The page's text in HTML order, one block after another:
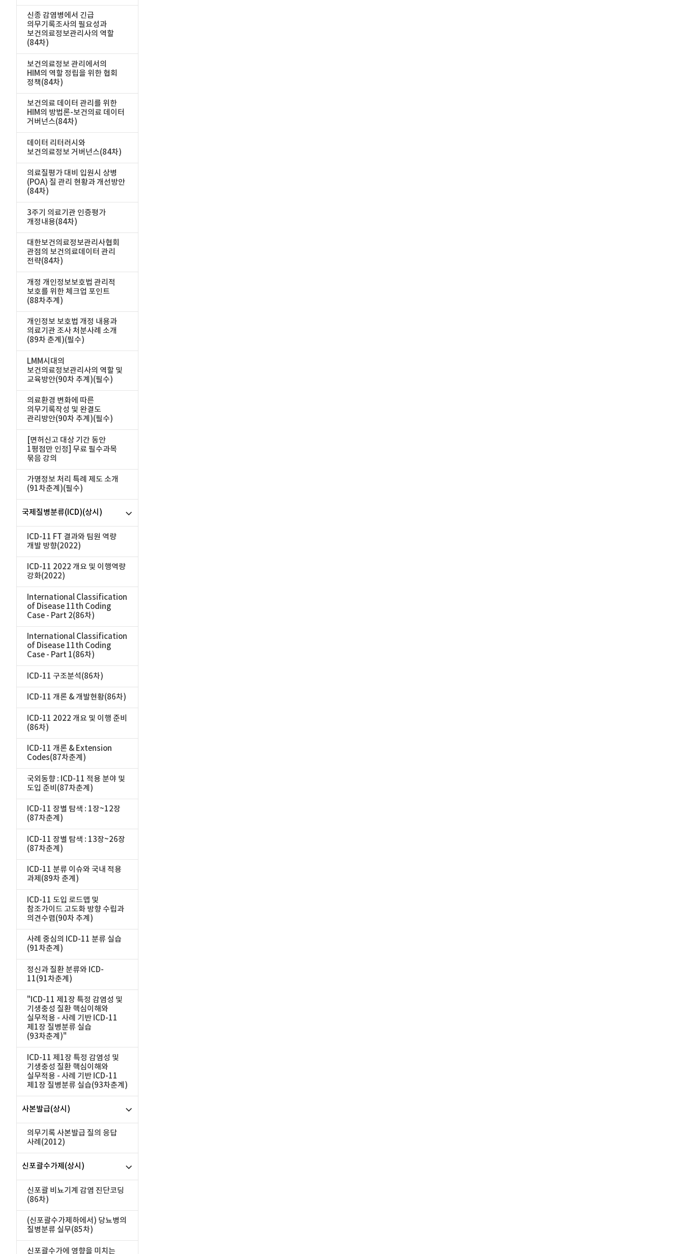
신종 감염병에서 긴급
의무기록조사의 필요성과
보건의료정보관리사의 역할
(84차)
보건의료정보 관리에서의
HIM의 역할 정립을 위한 협회
정책(84차)
보건의료 데이터 관리를 위한
HIM의 방법론-보건의료 데이터
거버넌스(84차)
데이터 리터러시와
보건의료정보 거버넌스(84차)
의료질평가 대비 입원시 상병
(POA) 질 관리 현황과 개선방안
(84차)
3주기 의료기관 인증평가
개정내용(84차)
대한보건의료정보관리사협회
관점의 보건의료데이터 관리
전략(84차)
개정 개인정보보호법 관리적
보호를 위한 체크업 포인트
(88차추계)
개인정보 보호법 개정 내용과
의료기관 조사 처분사례 소개
(89차 춘계)(필수)
LMM시대의
보건의료정보관리사의 역할 및
교육방안(90차 추계)(필수)
의료환경 변화에 따른
의무기록작성 및 완결도
관리방안(90차 추계)(필수)
[면허신고 대상 기간 동안
1평점만 인정] 무료 필수과목
묶음 강의
가명정보 처리 특례 제도 소개
(91차춘계)(필수)
국제질병분류(ICD)(상시)
ICD-11 FT 결과와 팀원 역량
개발 방향(2022)
ICD-11 2022 개요 및 이행역량
강화(2022)
International Classification
of Disease 11th Coding
Case - Part 2(86차)
International Classification
of Disease 11th Coding
Case - Part 1(86차)
ICD-11 구조분석(86차)
ICD-11 개론 & 개발현황(86차)
ICD-11 2022 개요 및 이행 준비
(86차)
ICD-11 개론 & Extension
Codes(87차춘계)
국외동향 : ICD-11 적용 분야 및
도입 준비(87차춘계)
ICD-11 장별 탐색 : 1장~12장
(87차춘계)
ICD-11 장별 탐색 : 13장~26장
(87차춘계)
ICD-11 분류 이슈와 국내 적용
과제(89차 춘계)
ICD-11 도입 로드맵 및
참조가이드 고도화 방향 수립과
의견수렴(90차 추계)
사례 중심의 ICD-11 분류 실습
(91차춘계)
정신과 질환 분류와 ICD-
11(91차춘계)
"ICD-11 제1장 특정 감염성 및
기생충성 질환 핵심이해와
실무적용 - 사례 기반 ICD-11
제1장 질병분류 실습
(93차춘계)"
ICD-11 제1장 특정 감염성 및
기생충성 질환 핵심이해와
실무적용 - 사례 기반 ICD-11
제1장 질병분류 실습(93차춘계)
사본발급(상시)
의무기록 사본발급 질의 응답
사례(2012)
신포괄수가제(상시)
신포괄 비뇨기계 감염 진단코딩
(86차)
(신포괄수가제하에서) 당뇨병의
질병분류 실무(85차)
신포괄수가에 영향을 미치는